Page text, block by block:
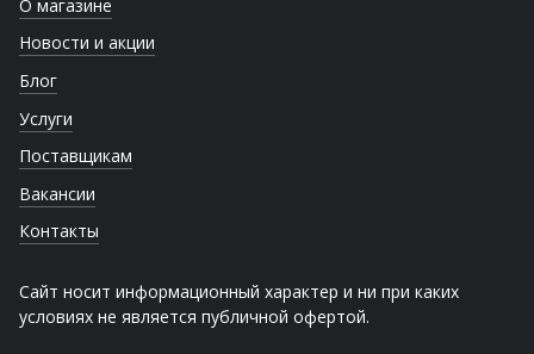
О магазине
Новости и акции
Блог
Услуги
Поставщикам
Вакансии
Контакты
Сайт носит информационный характер и ни при каких
условиях не является публичной офертой.